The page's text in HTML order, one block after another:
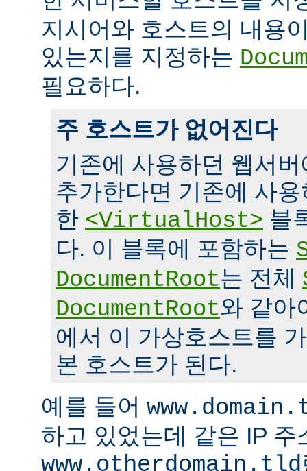
지시어와 호스트의 내용
있는지를 지정하는
필요하다.
주 호스트가 없어진다
기존에 사용하던 웹서
추가한다면 기존에 사
한 <VirtualHost> 블
다. 이 블록에 포함하는
DocumentRoot는 전체
DocumentRoot와 같아
에서 이 가상호스트를
본 호스트가 된다.
예를 들어
하고 있었는데 같은 IP 주
www.otherdomain.tld